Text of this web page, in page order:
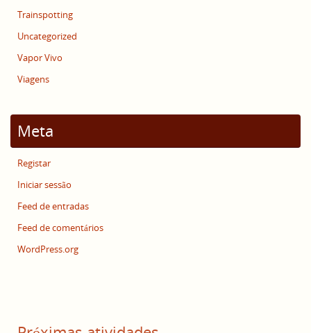
Trainspotting
Uncategorized
Vapor Vivo
Viagens
Meta
Registar
Iniciar sessão
Feed de entradas
Feed de comentários
WordPress.org